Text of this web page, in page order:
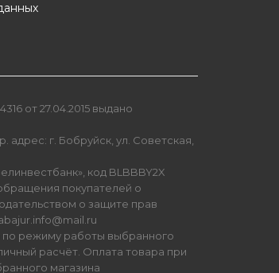
от 27.04.2015 выдано
г. Бобруйск, ул. Советская,
код BLBBBY2X
покупателей о
о защите прав
по режиму работы выбранного
расчёт. Оплата товара при
магазина